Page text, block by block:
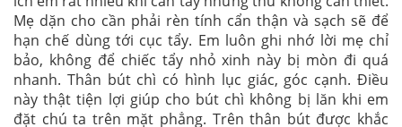
Mẹ dặn cho cần phải rèn tính cẩn thận và sạch sẽ để
hạn chế dùng tới cục tẩy. Em luôn ghi nhớ lời mẹ chỉ
bảo, không để chiếc tẩy nhỏ xinh này bị mòn đi quá
nhanh. Thân bút chì có hình lục giác, góc cạnh. Điều
này thật tiện lợi giúp cho bút chì không bị lăn khi em
đặt chú ta trên mặt phẳng. Trên thân bút được khắc